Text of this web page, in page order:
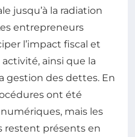
jusqu’à la radiation
entrepreneurs
l’impact fiscal et
ainsi que la
gestion des dettes. En
ont été
mais les
restent présents en